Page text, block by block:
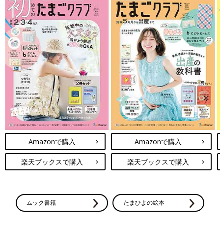
先日はたくさんのセミのぬけがらを集め、服につけてブローチに
したり、「こんにちは～」とお人形ごっこしたりしました(笑)
中身の詰まっているぬけがら（というか幼虫ですね笑）を見つけ
たときは、次女よりも私のほうが大興奮！
はじめは背中も開いておらず、30分くらいで背中から薄黄緑色っ
ぽいセミの姿が見え始めて、なかなか見られないその光景に感動
しちゃいました。
さすがにずっとは見ていられなかったのですが、翌日確認すると
そこにはもうぬけがらが残されているだけ。無事に羽化できて良
かったなぁ。
あっ、ただのセミの観察日記になってますね(笑)
そんな感じで夏休みを満喫している私たちですが、中学校は８月
になってもまだ学校があり、夏休みも2週間ほど。
真冬でも家では半袖半ズボンな長男。
Amazonで購入
楽天ブックスで購入
Amazonで購入
楽天ブックスで購入
ムック書籍 たまひよの絵本